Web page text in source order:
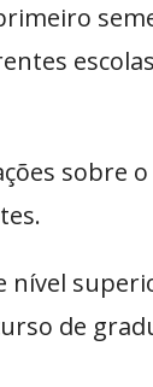
sobre
nível
de